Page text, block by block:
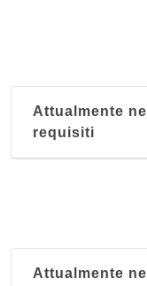
Attualmente
requisiti
Attualmente